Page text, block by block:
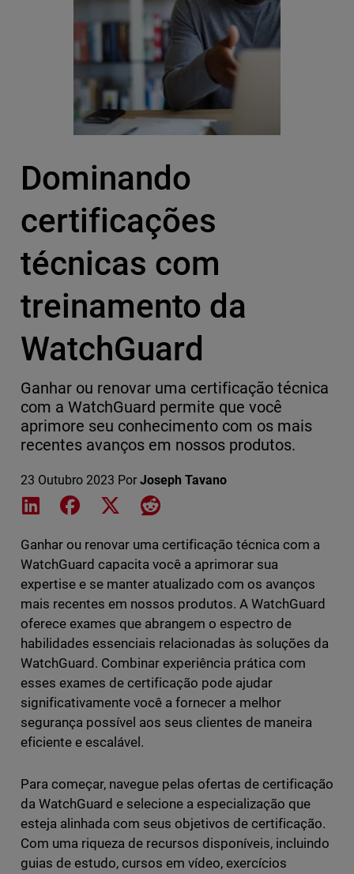
Dominando
certificações
técnicas com
treinamento da
WatchGuard
Ganhar ou renovar uma certificação técnica
com a WatchGuard permite que você
aprimore seu conhecimento com os mais
recentes avanços em nossos produtos.
23 Outubro 2023 Por Joseph Tavano
Share on LinkedIn
Share on Facebook
Share on XShare on Reddit
Ganhar ou renovar uma certificação técnica com a
WatchGuard capacita você a aprimorar sua
expertise e se manter atualizado com os avanços
mais recentes em nossos produtos. A WatchGuard
oferece exames que abrangem o espectro de
habilidades essenciais relacionadas às soluções da
WatchGuard. Combinar experiência prática com
esses exames de certificação pode ajudar
significativamente você a fornecer a melhor
segurança possível aos seus clientes de maneira
eficiente e escalável.
Para começar, navegue pelas ofertas de certificação
da WatchGuard e selecione a especialização que
esteja alinhada com seus objetivos de certificação.
Com uma riqueza de recursos disponíveis, incluindo
guias de estudo, cursos em vídeo, exercícios